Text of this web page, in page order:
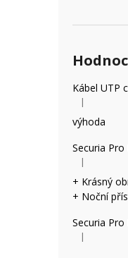
Kábel UTP
Hodnocení
|
výhoda
Securia
Hodnocení
|
+ Krásný
+ Noční
Hodnocení
|